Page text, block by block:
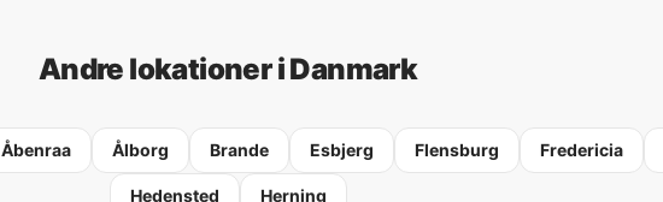
Andre lokationer i Danmark
Åbenraa Ålborg Brande Esbjerg Flensburg Fredericia
Hedensted Herning